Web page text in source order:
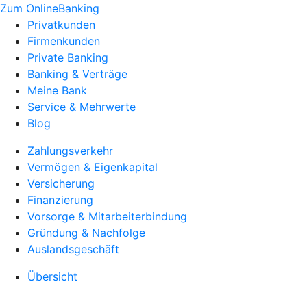
Zum OnlineBanking
Privatkunden
Firmenkunden
Private Banking
Banking & Verträge
Meine Bank
Service & Mehrwerte
Blog
Zahlungsverkehr
Vermögen & Eigenkapital
Versicherung
Finanzierung
Vorsorge & Mitarbeiterbindung
Gründung & Nachfolge
Auslandsgeschäft
Übersicht